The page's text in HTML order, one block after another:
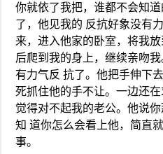
你就依了我把，谁都不会知
了，他见我的 反抗好象没有
来，进入他家的卧室，将我
后爬到我的身上，继续亲吻
有力气反 抗了。他把手伸下
死抓住他的手不让。一边还
觉得对不起我的老公。他说
知 道你怎么会看上他，简直
事。